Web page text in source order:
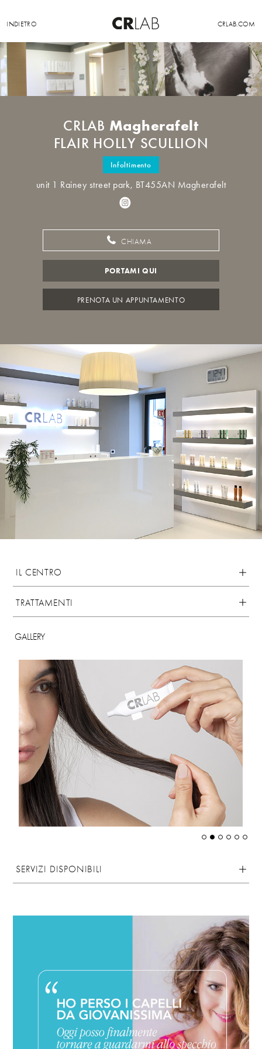
INDIETRO CRLAB.COM
CRLAB Magherafelt
FLAIR HOLLY SCULLION
Infoltimento
unit 1 Rainey street park, BT455AN Magherafelt
CHIAMA
PORTAMI QUI
PRENOTA UN APPUNTAMENTO
IL CENTRO
TRATTAMENTI
GALLERY
SERVIZI DISPONIBILI